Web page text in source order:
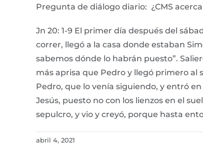
Pregunta de diálogo diario: ¿CMS
Jn 20: 1-9 El primer día después del
correr, llegó a la casa donde estaban
sabemos dónde lo habrán puesto”.
más aprisa que Pedro y llegó primero al
Pedro, que lo venía siguiendo, y entró
Jesús, puesto no con los lienzos en el
sepulcro, y vio y creyó, porque hasta
abril 4, 2021